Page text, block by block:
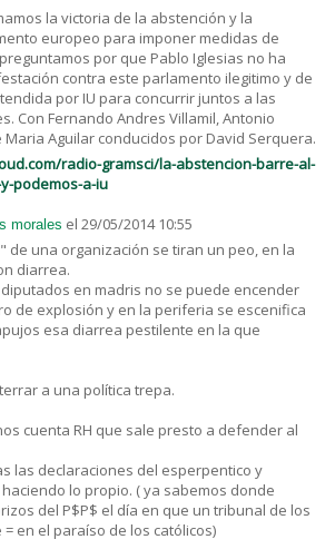
la victoria de la abstención y la
europeo para imponer medidas de
por que Pablo Iglesias no ha
contra este parlamento ilegitimo y de
por IU para concurrir juntos a las
Con Fernando Andres Villamil, Antonio
Maria Aguilar conducidos por David Serquera.
radio-gramsci/la-abstencion-barre-al-
podemos-a-iu
morales el 29/05/2014 10:55
de una organización se tiran un peo, en la
diarrea.
en madris no se puede encender
de explosión y en la periferia se escenifica
esa diarrea pestilente en la que
a una política trepa.
cuenta RH que sale presto a defender al
las declaraciones del esperpentico y
lo propio. ( ya sabemos donde
del P$P$ el día en que un tribunal de los
en el paraíso de los católicos)